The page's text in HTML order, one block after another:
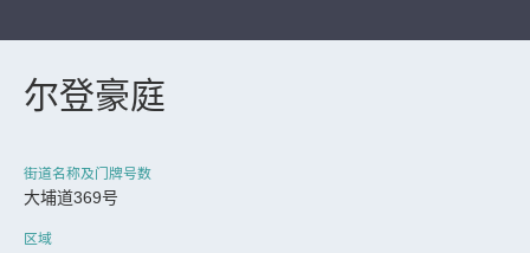
尔登豪庭
街道名称及门牌号数
大埔道369号
区域